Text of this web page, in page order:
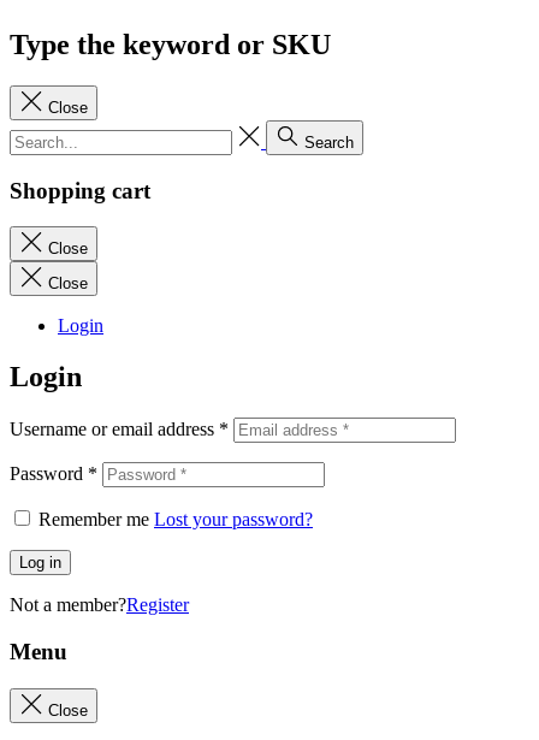
Type the keyword or SKU
Close
Search
Shopping cart
Close
Close
Login
Login
Username or email address *
Password *
Remember me Lost your password?
Log in
Not a member?Register
Menu
Close